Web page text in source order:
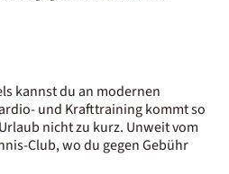
kannst du an modernen
und Krafttraining kommt so
nicht zu kurz. Unweit vom
Club, wo du gegen Gebühr